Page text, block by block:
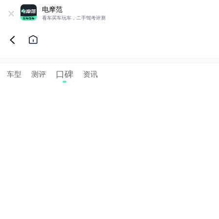
+ 电摩范
看车买车玩车，二手驾考评测
车型 测评 口碑 资讯